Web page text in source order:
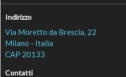
Indirizzo
Via Moretto da Brescia, 22
Milano - Italia
CAP 20133
Contatti